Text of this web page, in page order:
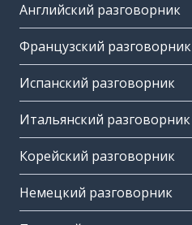
Английский разговорник
Французский разговорник
Испанский разговорник
Итальянский разговорник
Корейский разговорник
Немецкий разговорник